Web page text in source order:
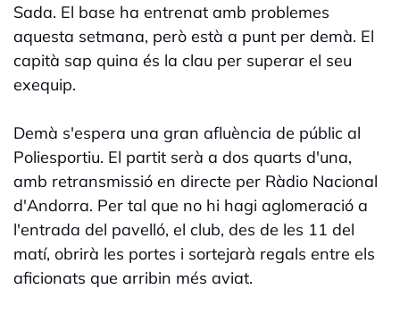
Sada. El base ha entrenat amb problemes
aquesta setmana, però està a punt per demà. El
capità sap quina és la clau per superar el seu
exequip.
Demà s'espera una gran afluència de públic al
Poliesportiu. El partit serà a dos quarts d'una,
amb retransmissió en directe per Ràdio Nacional
d'Andorra. Per tal que no hi hagi aglomeració a
l'entrada del pavelló, el club, des de les 11 del
matí, obrirà les portes i sortejarà regals entre els
aficionats que arribin més aviat.